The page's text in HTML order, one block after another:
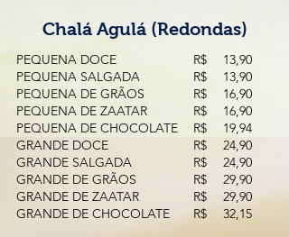
Chalá Agulá (Redondas)
PEQUENA DOCE
PEQUENA SALGADA
PEQUENA DE GRÃOS
PEQUENA DE ZAATAR
PEQUENA DE CHOCOLATE
GRANDE DOCE
GRANDE SALGADA
GRANDE DE GRÃOS
GRANDE DE ZAATAR
GRANDE DE CHOCOLATE
R$
R$
R$
R$
R$
R$
R$
R$
R$
R$
13,90
13,90
16,90
16,90
19,94
24,90
24,90
29,90
29,90
32,15